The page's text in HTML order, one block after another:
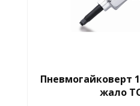
Пневмогайковерт
жало